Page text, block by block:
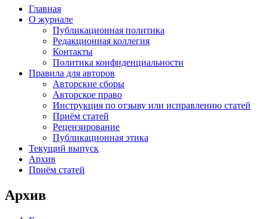
Главная
О журнале
Публикационная политика
Редакционная коллегия
Контакты
Политика конфиденциальности
Правила для авторов
Авторские сборы
Авторское право
Инструкция по отзыву или исправлению статей
Приём статей
Рецензирование
Публикационная этика
Текущий выпуск
Архив
Приём статей
Архив